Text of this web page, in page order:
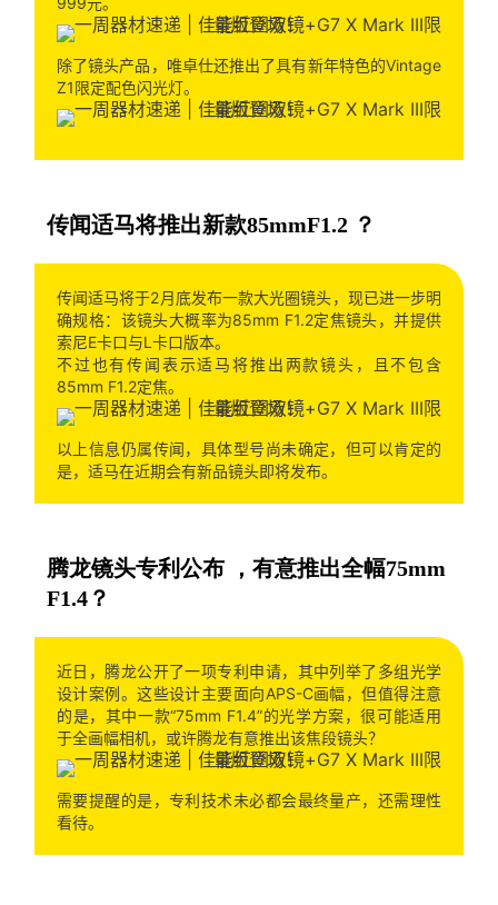
除了镜头产品，唯卓仕还推出了具有新年特色的Vintage
Z1限定配色闪光灯。
传闻适马将推出新款85mmF1.2 ？
传闻适马将于2月底发布一款大光圈镜头，现已进一步明
确规格：该镜头大概率为85mm F1.2定焦镜头，并提供
索尼E卡口与L卡口版本。
不过也有传闻表示适马将推出两款镜头，且不包含
85mm F1.2定焦。
以上信息仍属传闻，具体型号尚未确定，但可以肯定的
是，适马在近期会有新品镜头即将发布。
腾龙镜头专利公布 ，有意推出全幅75mm
F1.4？
近日，腾龙公开了一项专利申请，其中列举了多组光学
设计案例。这些设计主要面向APS-C画幅，但值得注意
的是，其中一款“75mm F1.4”的光学方案，很可能适用
于全画幅相机，或许腾龙有意推出该焦段镜头？
需要提醒的是，专利技术未必都会最终量产，还需理性
看待。